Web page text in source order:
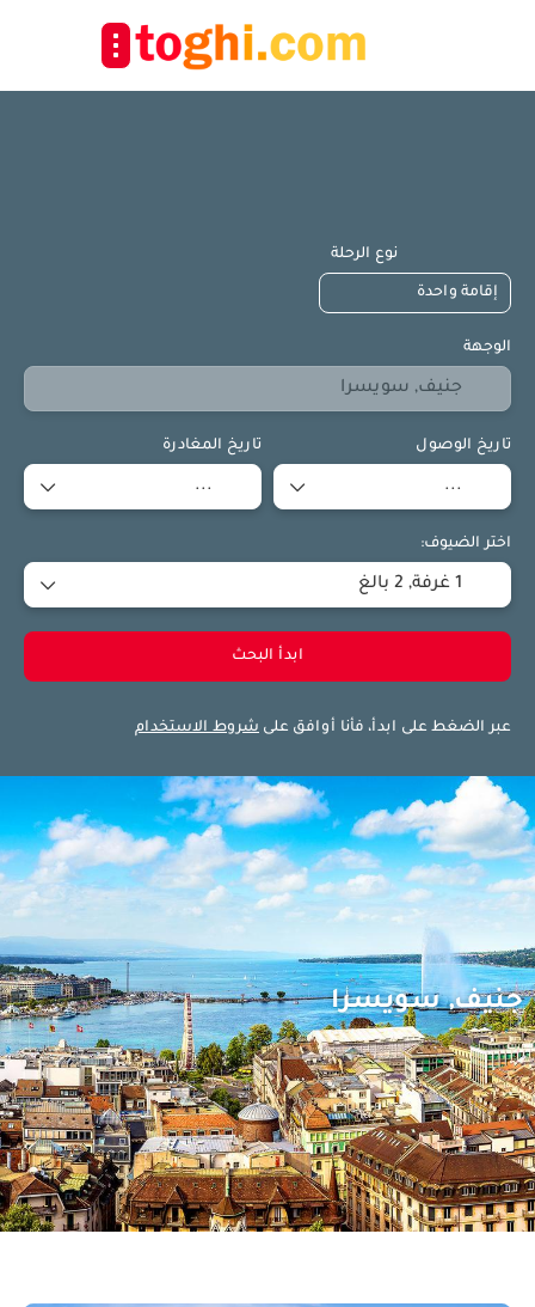
جنيف, سويسرا
نوع الرحلة
الوجهة
تاريخ الوصول تاريخ المغادرة
اختر الضيوف:
1 غرفة, 2 بالغ
ابدأ البحث
عبر الضغط على ابدأ، فأنا أوافق على شروط الاستخدام